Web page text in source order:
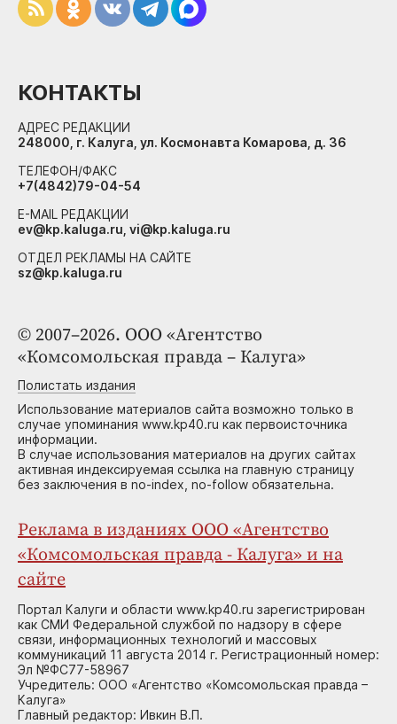
© 2007–2026. ООО «Агентство
«Комсомольская правда – Калуга»
Полистать издания
Использование материалов сайта возможно только в
случае упоминания www.kp40.ru как первоисточника
информации.
В случае использования материалов на других сайтах
активная индексируемая ссылка на главную страницу
без заключения в no-index, no-follow обязательна.
Реклама в изданиях ООО «Агентство
«Комсомольская правда - Калуга» и на
сайте
Портал Калуги и области www.kp40.ru зарегистрирован
как СМИ Федеральной службой по надзору в сфере
связи, информационных технологий и массовых
коммуникаций 11 августа 2014 г. Регистрационный номер:
Эл №ФС77-58967
Учредитель: ООО «Агентство «Комсомольская правда –
Калуга»
Главный редактор: Ивкин В.П.
КОНТАКТЫ
АДРЕС РЕДАКЦИИ
248000, г. Калуга, ул. Космонавта Комарова, д. 36
ТЕЛЕФОН/ФАКС
+7(4842)79-04-54
E-MAIL РЕДАКЦИИ
ev@kp.kaluga.ru, vi@kp.kaluga.ru
ОТДЕЛ РЕКЛАМЫ НА САЙТЕ
sz@kp.kaluga.ru